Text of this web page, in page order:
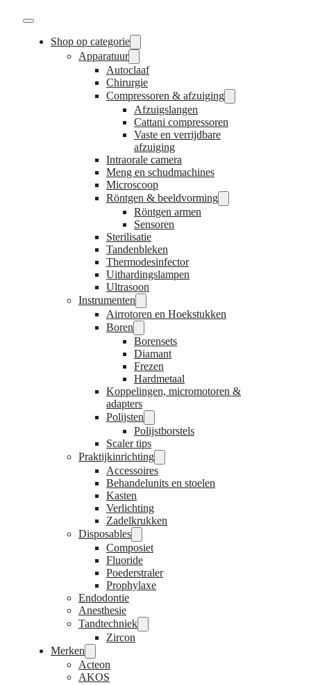
Shop op categorie
Apparatuur
Autoclaaf
Chirurgie
Compressoren & afzuiging
Afzuigslangen
Cattani compressoren
Vaste en verrijdbare
afzuiging
Intraorale camera
Meng en schudmachines
Microscoop
Röntgen & beeldvorming
Röntgen armen
Sensoren
Sterilisatie
Tandenbleken
Thermodesinfector
Uithardingslampen
Ultrasoon
Instrumenten
Airrotoren en Hoekstukken
Boren
Borensets
Diamant
Frezen
Hardmetaal
Koppelingen, micromotoren &
adapters
Polijsten
Polijstborstels
Scaler tips
Praktijkinrichting
Accessoires
Behandelunits en stoelen
Kasten
Verlichting
Zadelkrukken
Disposables
Composiet
Fluoride
Poederstraler
Prophylaxe
Endodontie
Anesthesie
Tandtechniek
Zircon
Merken
Acteon
AKOS